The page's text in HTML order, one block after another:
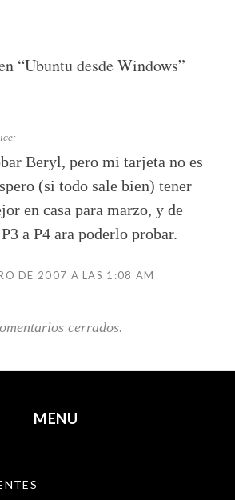
“Ubuntu desde Windows”
Beryl, pero mi tarjeta no es
(si todo sale bien) tener
en casa para marzo, y de
a P4 ara poderlo probar.
DE 2007 A LAS 1:08 AM
cerrados.
MENU